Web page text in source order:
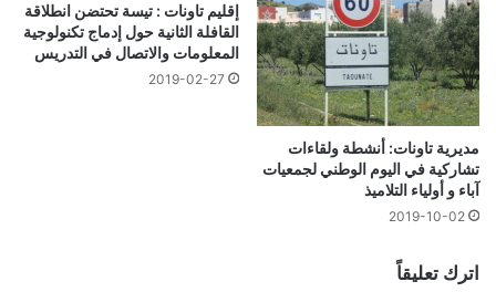
مديرية تاونات: أنشطة ولقاءات
تشاركية في اليوم الوطني لجمعيات
آباء و أولياء التلاميذ
2019-10-02
إقليم تاونات : تيسة تحتضن انطلاقة
القافلة الثانية حول إدماج تكنولوجية
المعلومات والاتصال في التدريس
2019-02-27
اترك تعليقاً